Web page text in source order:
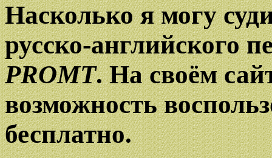
Насколько я могу
русско-английского
PROMT. На своём
возможность
бесплатно.